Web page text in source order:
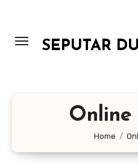
konten
SEPUTAR
Online
Home